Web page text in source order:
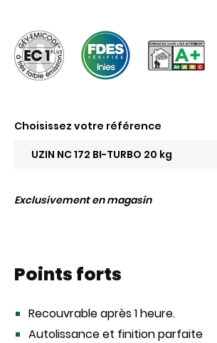
Choisissez votre référence
Exclusivement en magasin
Points forts
Recouvrable après 1 heure.
Autolissance et finition parfaite